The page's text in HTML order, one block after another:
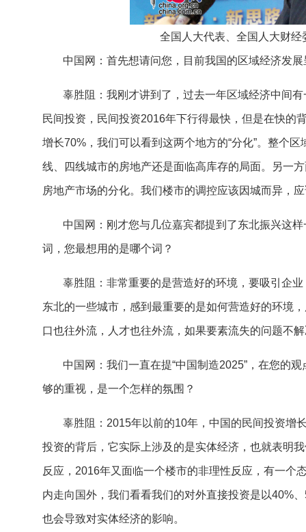
全国人大代表、全国人大财
中国网：首先想请问您，目前我国的区域经济发
辜胜阻：我刚才讲到了，过去一年区域经济中间
民间投资，民间投资2016年下行得最快，但是在快的
增长70%，我们可以看到这两个地方的“分化”。整个
线、四线城市的房地产还是面临高库存的局面。另一
房地产市场的分化。我们楼市的调控应该因城而异，
中国网：刚才您与几位嘉宾都提到了东北振兴这
词，您最想用的是哪个词？
辜胜阻：非常重要的是营造好的环境，要吸引企
东北的一些城市，感到最重要的是如何营造好的环境
口也往外流，人才也往外流，如果要素流失的问题不
中国网：我们一直在提“中国制造2025”，在您的
够的重视，是一个怎样的氛围？
辜胜阻：2015年以前的10年，中国的民间投资增
投资的背后，它实际上涉及的是实体经济，也就表明
反应，2016年又面临一个楼市的非理性反应，有一个
内走向国外，我们看看我们的对外直接投资是以40%
也会导致对实体经济的影响。